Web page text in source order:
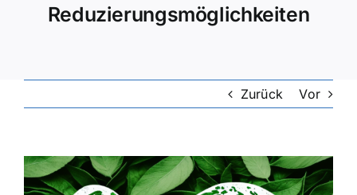
Reduzierungsmöglichkeiten
Zurück Vor
Zeige
grösseres